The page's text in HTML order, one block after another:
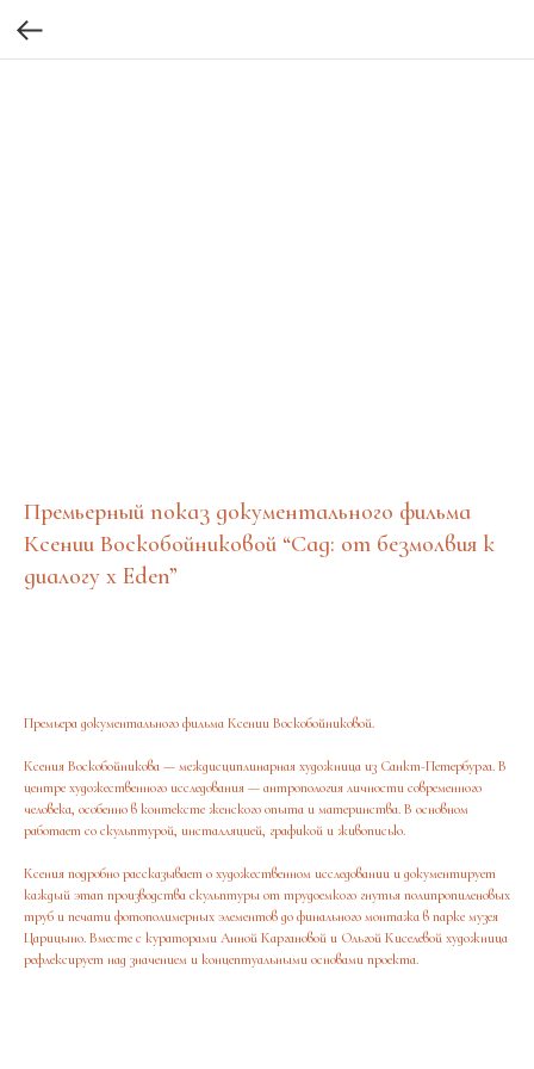
Премьерный показ документального фильма
Ксении Воскобойниковой “Сад: от безмолвия к
диалогу x Eden”
Премьера документального фильма Ксении Воскобойниковой.
Ксения Воскобойникова — междисциплинарная художница из Санкт-Петербурга. В
центре художественного исследования — антропология личности современного
человека, особенно в контексте женского опыта и материнства. В основном
работает со скульптурой, инсталляцией, графикой и живописью.
Ксения подробно рассказывает о художественном исследовании и документирует
каждый этап производства скульптуры от трудоемкого гнутья полипропиленовых
труб и печати фотополимерных элементов до финального монтажа в парке музея
Царицыно. Вместе с кураторами Анной Каргановой и Ольгой Киселевой художница
рефлексирует над значением и концептуальными основами проекта.